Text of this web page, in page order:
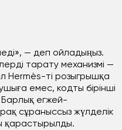
— деп ойладыңыз.
тарату механизмі —
Hermès-ті розыгрышқа
емес, кодты бірінші
Барлық егжей-
сұраныссыз жүлделік
қарастырылды.